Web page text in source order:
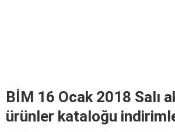
BİM 16 Ocak 2018 Salı
ürünler kataloğu